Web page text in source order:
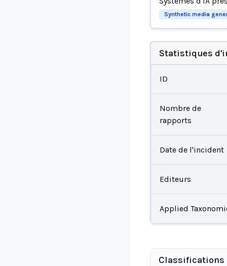
Synthetic media
Statistiques
ID
Nombre de
rapports
Date de l'incident
Editeurs
Applied
Classifications